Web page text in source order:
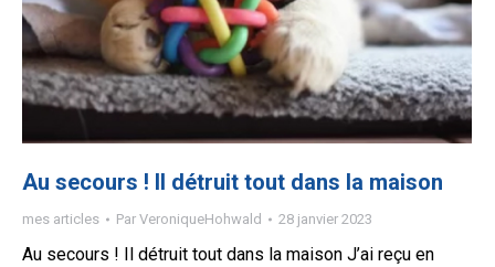
Au secours ! Il détruit tout dans la maison
mes articles Par VeroniqueHohwald 28 janvier 2023
Au secours ! Il détruit tout dans la maison J’ai reçu en